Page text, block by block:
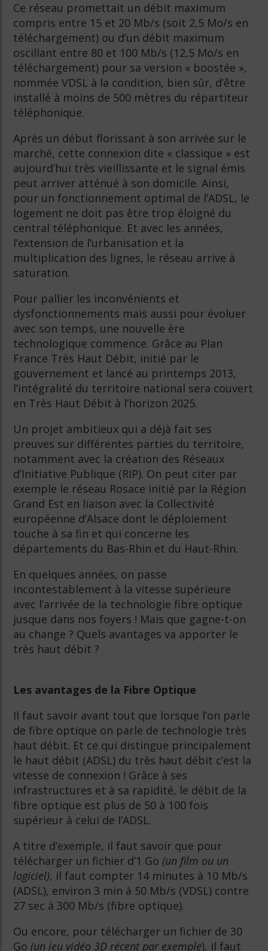
Ce réseau promettait un débit maximum
compris entre 15 et 20 Mb/s (soit 2,5 Mo/s en
téléchargement) ou d’un débit maximum
oscillant entre 80 et 100 Mb/s (12,5 Mo/s en
téléchargement) pour sa version « boostée »,
nommée VDSL à la condition, bien sûr, d’être
installé à moins de 500 mètres du répartiteur
téléphonique.
Après un début florissant à son arrivée sur le
marché, cette connexion dite « classique » est
aujourd’hui très vieillissante et le signal émis
peut arriver atténué à son domicile. Ainsi,
pour un fonctionnement optimal de l’ADSL, le
logement ne doit pas être trop éloigné du
central téléphonique. Et avec les années,
l’extension de l’urbanisation et la
multiplication des lignes, le réseau arrive à
saturation.
Pour pallier les inconvénients et
dysfonctionnements mais aussi pour évoluer
avec son temps, une nouvelle ère
technologique commence. Grâce au Plan
France Très Haut Débit, initié par le
gouvernement et lancé au printemps 2013,
l’intégralité du territoire national sera couvert
en Très Haut Débit à l’horizon 2025.
Un projet ambitieux qui a déjà fait ses
preuves sur différentes parties du territoire,
notamment avec la création des Réseaux
d’Initiative Publique (RIP). On peut citer par
exemple le réseau Rosace initié par la Région
Grand Est en liaison avec la Collectivité
européenne d’Alsace dont le déploiement
touche à sa fin et qui concerne les
départements du Bas-Rhin et du Haut-Rhin.
En quelques années, on passe
incontestablement à la vitesse supérieure
avec l’arrivée de la technologie fibre optique
jusque dans nos foyers ! Mais que gagne-t-on
au change ? Quels avantages va apporter le
très haut débit ?
Les avantages de la Fibre Optique
Il faut savoir avant tout que lorsque l’on parle
de fibre optique on parle de technologie très
haut débit. Et ce qui distingue principalement
le haut débit (ADSL) du très haut débit c’est la
vitesse de connexion ! Grâce à ses
infrastructures et à sa rapidité, le débit de la
fibre optique est plus de 50 à 100 fois
supérieur à celui de l’ADSL.
A titre d’exemple, il faut savoir que pour
télécharger un fichier d’1 Go (un film ou un
logiciel), il faut compter 14 minutes à 10 Mb/s
(ADSL), environ 3 min à 50 Mb/s (VDSL) contre
27 sec à 300 Mb/s (fibre optique).
Ou encore, pour télécharger un fichier de 30
Go (un jeu vidéo 3D récent par exemple), il faut